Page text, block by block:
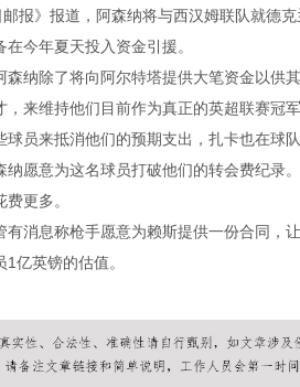
报》报道，阿森纳将与西汉姆联队就德
今年夏天投入资金引援。
森纳除了将向阿尔特塔提供大笔资金以供
，来维持他们目前作为真正的英超联赛冠
球员来抵消他们的预期支出，扎卡也在球
纳愿意为这名球员打破他们的转会费纪
更多。
有消息称枪手愿意为赖斯提供一份合同，
亿英镑的估值。